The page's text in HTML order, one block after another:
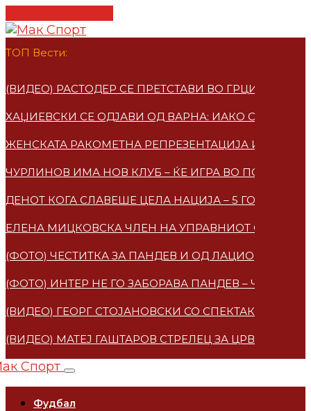
ТОП Вести:
(ВИДЕО) РАСТОДЕР СЕ ПРЕТСТАВИ ВО ГРЦИЈА –
ХАЏИЕВСКИ СЕ ОДЈАВИ ОД ВАРНА: ИАКО СУМ
ЖЕНСКАТА РАКОМЕТНА РЕПРЕЗЕНТАЦИЈА ИМАА
ЧУРЛИНОВ ИМА НОВ КЛУБ – ЌЕ ИГРА ВО ПОЛСКА
ДЕНОТ КОГА СЛАВЕШЕ ЦЕЛА НАЦИЈА – 5 ГОДИНИ
ЕЛЕНА МИЦКОВСКA ЧЛЕН НА УПРАВНИОТ ОДБОР
(ФОТО) ЧЕСТИТКА ЗА ПАНДЕВ И ОД ЛАЦИО
(ФОТО) ИНТЕР НЕ ГО ЗАБОРАВА ПАНДЕВ –
(ВИДЕО) ГЕОРГ СТОЈАНОВСКИ СО СПЕКТАКУЛАРЕН
(ВИДЕО) МАТЕЈ ГАШТАРОВ СТРЕЛЕЦ ЗА ЦРВЕНА
Фудбал